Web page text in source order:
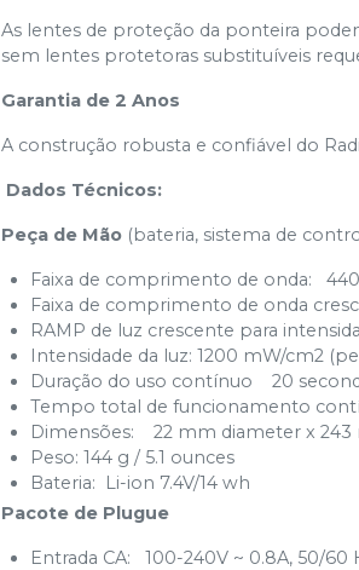
As lentes de proteção da ponteira
sem lentes protetoras substituíveis
Garantia de 2 Anos
A construção robusta e confiável do
Dados Técnicos:
Peça de Mão (bateria, sistema de
Faixa de comprimento de onda:
Faixa de comprimento de onda
RAMP de luz crescente para
Intensidade da luz: 1200 mW/cm2
Duração do uso contínuo 20
Tempo total de funcionamento
Dimensões: 22 mm diameter x
Peso: 144 g / 5.1 ounces
Bateria: Li-ion 7.4V/14 wh
Pacote de Plugue
Entrada CA: 100-240V ~ 0.8A, 50/60